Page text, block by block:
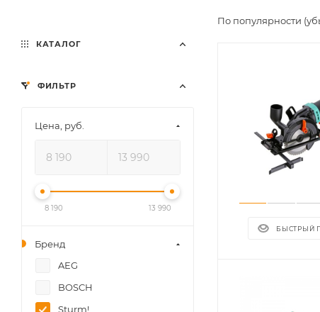
По популярности
БЫСТРЫЙ
КАТАЛОГ
ФИЛЬТР
Цена, руб.
8 190 13 990
Бренд
AEG
BOSCH
Sturm!